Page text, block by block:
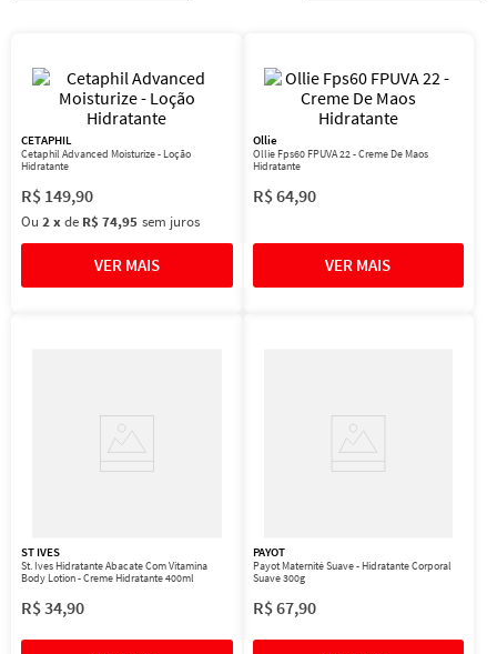
CETAPHIL
Cetaphil Advanced Moisturize - Loção
Hidratante
R$ 149,90
Ou 2xde R$ 74,95 sem juros
Ollie
Ollie Fps60 FPUVA 22 - Creme De Maos
Hidratante
R$64,90
ST IVES
St. Ives Hidratante Abacate Com Vitamina
Body Lotion - Creme Hidratante 400ml
R$34,90
PAYOT
Payot Maternité Suave - Hidratante Corporal
Suave 300g
R$67,90